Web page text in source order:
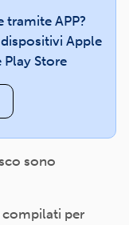
tramite APP?
dispositivi Apple
Play Store
sono
compilati per